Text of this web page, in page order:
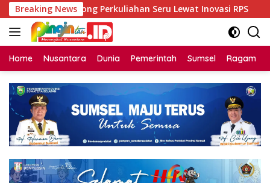
Langsung
ke
konten
Breaking News
Unsri Dorong Perkuliahan Seru Lewat Inovasi RPS
Home Nusantara Dunia Pemerintah Sumsel Ragam